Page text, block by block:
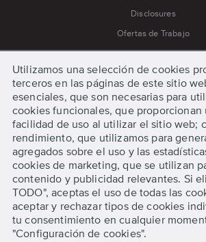
Disclosures
Ofertas de Trabajo
Política de cookies
Política de privacidad
Prensa
Procedimiento para Quejas y
Procedimientos de
Términos y condiciones
Comenzar
Solicita información
Utilizamos una selección de cookies
terceros en las páginas de este sitio
esenciales, que son necesarias para
cookies funcionales, que proporcionan
facilidad de uso al utilizar el sitio web;
rendimiento, que utilizamos para
agregados sobre el uso y las
cookies de marketing, que se utilizan
contenido y publicidad relevantes. Si
TODO", aceptas el uso de todas las
aceptar y rechazar tipos de cookies
tu consentimiento en cualquier
"Configuración de cookies".